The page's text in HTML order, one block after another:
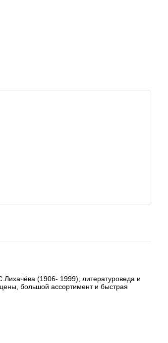
(1906- 1999), литературоведа и
большой ассортимент и быстрая